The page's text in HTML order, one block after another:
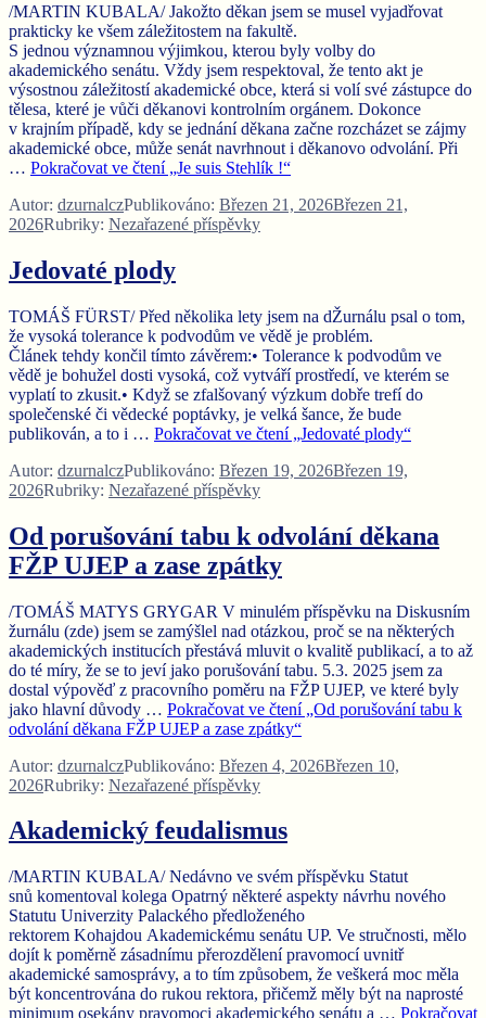
/MARTIN KUBALA/ Jakožto děkan jsem se musel vyjadřovat
prakticky ke všem záležitostem na fakultě.
S jednou významnou výjimkou, kterou byly volby do
akademického senátu. Vždy jsem respektoval, že tento akt je
výsostnou záležitostí akademické obce, která si volí své zástupce do
tělesa, které je vůči děkanovi kontrolním orgánem. Dokonce
v krajním případě, kdy se jednání děkana začne rozcházet se zájmy
akademické obce, může senát navrhnout i děkanovo odvolání. Při
… Pokračovat ve čtení„Je suis Stehlík !“
Autor: dzurnalczPublikováno: Březen 21, 2026Březen 21,
2026Rubriky: Nezařazené příspěvky
Jedovaté plody
TOMÁŠ FÜRST/ Před několika lety jsem na dŽurnálu psal o tom,
že vysoká tolerance k podvodům ve vědě je problém.
Článek tehdy končil tímto závěrem:• Tolerance k podvodům ve
vědě je bohužel dosti vysoká, což vytváří prostředí, ve kterém se
vyplatí to zkusit.• Když se zfalšovaný výzkum dobře trefí do
společenské či vědecké poptávky, je velká šance, že bude
publikován, a to i … Pokračovat ve čtení„Jedovaté plody“
Autor: dzurnalczPublikováno: Březen 19, 2026Březen 19,
2026Rubriky: Nezařazené příspěvky
Od porušování tabu k odvolání děkana
FŽP UJEP a zase zpátky
/TOMÁŠ MATYS GRYGAR V minulém příspěvku na Diskusním
žurnálu (zde) jsem se zamýšlel nad otázkou, proč se na některých
akademických institucích přestává mluvit o kvalitě publikací, a to až
do té míry, že se to jeví jako porušování tabu. 5.3. 2025 jsem za
dostal výpověď z pracovního poměru na FŽP UJEP, ve které byly
jako hlavní důvody … Pokračovat ve čtení„Od porušování tabu k
odvolání děkana FŽP UJEP a zase zpátky“
Autor: dzurnalczPublikováno: Březen 4, 2026Březen 10,
2026Rubriky: Nezařazené příspěvky
Akademický feudalismus
/MARTIN KUBALA/ Nedávno ve svém příspěvku Statut
snů komentoval kolega Opatrný některé aspekty návrhu nového
Statutu Univerzity Palackého předloženého
rektorem Kohajdou Akademickému senátu UP. Ve stručnosti, mělo
dojít k poměrně zásadnímu přerozdělení pravomocí uvnitř
akademické samosprávy, a to tím způsobem, že veškerá moc měla
být koncentrována do rukou rektora, přičemž měly být na naprosté
minimum osekány pravomoci akademického senátu a … Pokračovat